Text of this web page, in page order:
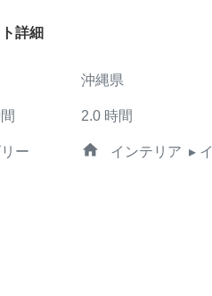
詳細
沖縄県
2.0 時間
ー home インテリア ▸